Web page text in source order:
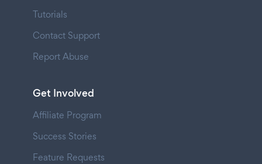
Tutorials
Contact Support
Report Abuse
Get Involved
Affiliate Program
Success Stories
Feature Requests